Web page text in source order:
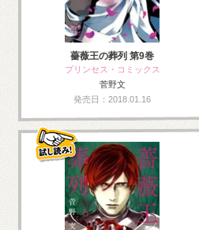
薔薇王の葬列 第9巻
プリンセス・コミックス
菅野文
発売日：2018.01.16